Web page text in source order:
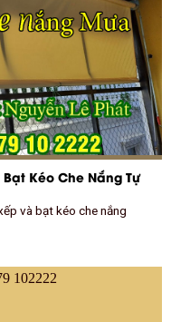
Kéo Che Nắng Tự
và bạt kéo che nắng